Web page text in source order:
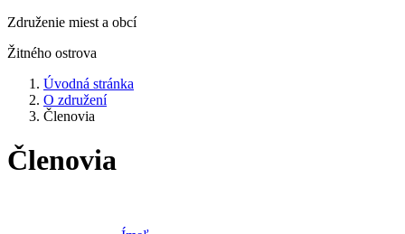
Združenie miest a obcí
Žitného ostrova
Úvodná stránka
O združení
Členovia
Členovia